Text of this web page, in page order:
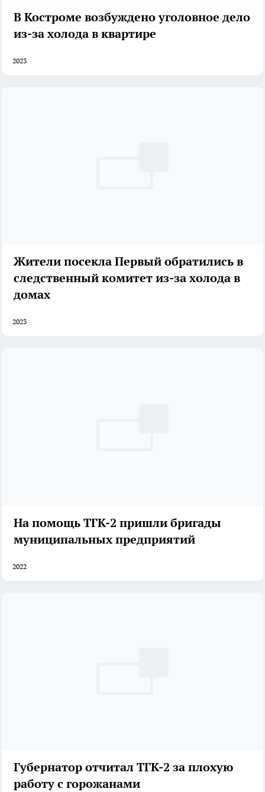
В Костроме возбуждено уголовное дело
из-за холода в квартире
2023
Жители посекла Первый обратились в
следственный комитет из-за холода в
домах
2023
На помощь ТГК-2 пришли бригады
муниципальных предприятий
2022
Губернатор отчитал ТГК-2 за плохую
работу с горожанами